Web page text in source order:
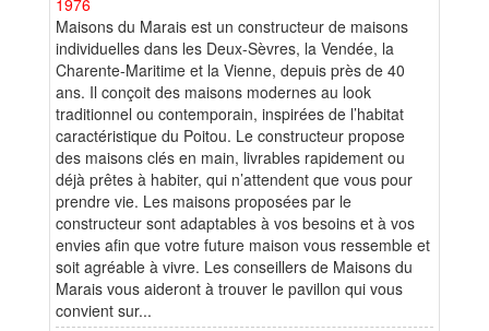
Maisons du Marais est un constructeur de maisons
individuelles dans les Deux-Sèvres, la Vendée, la
Charente-Maritime et la Vienne, depuis près de 40
ans. Il conçoit des maisons modernes au look
traditionnel ou contemporain, inspirées de l’habitat
caractéristique du Poitou. Le constructeur propose
des maisons clés en main, livrables rapidement ou
déjà prêtes à habiter, qui n’attendent que vous pour
prendre vie. Les maisons proposées par le
constructeur sont adaptables à vos besoins et à vos
envies afin que votre future maison vous ressemble et
soit agréable à vivre. Les conseillers de Maisons du
Marais vous aideront à trouver le pavillon qui vous
convient sur...